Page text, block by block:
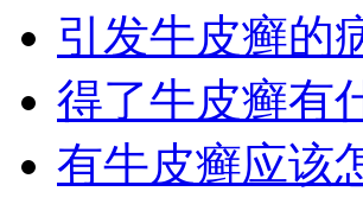
引发牛皮癣的
得了牛皮癣有
有牛皮癣应该